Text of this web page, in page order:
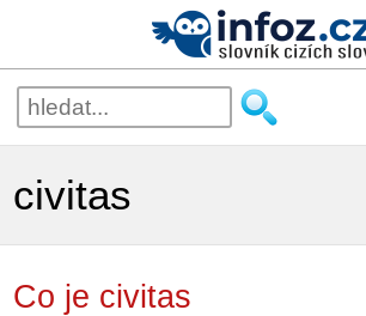
civitas
Co je civitas